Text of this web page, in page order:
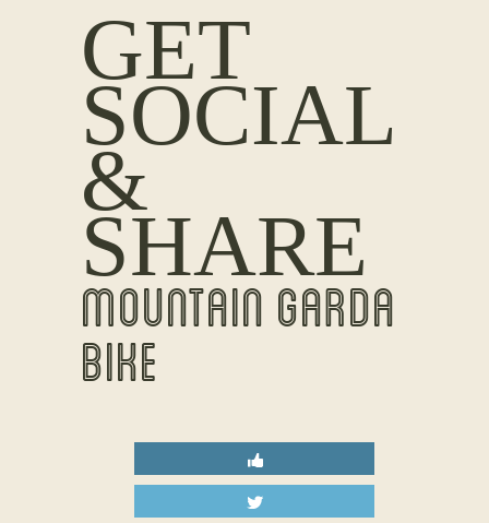
GET
SOCIAL
&
SHARE
MOUNTAIN GARDA
BIKE